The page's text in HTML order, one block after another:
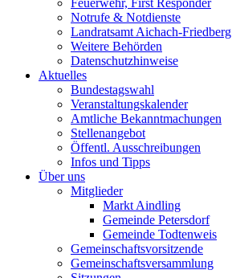
Feuerwehr, First Responder
Notrufe & Notdienste
Landratsamt Aichach-Friedberg
Weitere Behörden
Datenschutzhinweise
Aktuelles
Bundestagswahl
Veranstaltungskalender
Amtliche Bekanntmachungen
Stellenangebot
Öffentl. Ausschreibungen
Infos und Tipps
Über uns
Mitglieder
Markt Aindling
Gemeinde Petersdorf
Gemeinde Todtenweis
Gemeinschaftsvorsitzende
Gemeinschaftsversammlung